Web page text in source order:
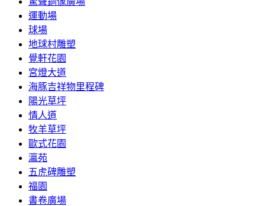
運動場
球場
地球村雕塑
覺軒花園
宮燈大道
海豚吉祥物里程碑
陽光草坪
情人道
牧羊草坪
歐式花園
瀛苑
五虎碑雕塑
福園
書卷廣場